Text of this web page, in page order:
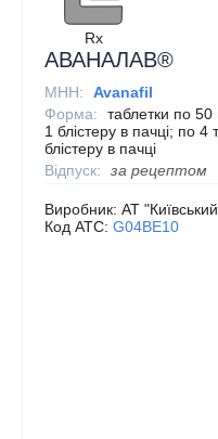
Rx
АВАНАЛАВ®
МНН:
Avanafil
Форма:
таблетки по 50
1 блістеру в пачці; по 4
блістеру в пачці
Відпуск:
за рецептом
Виробник: АТ
Код ATC: G04BE10